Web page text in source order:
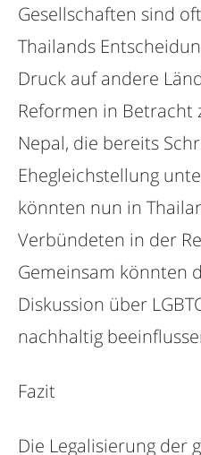
Gesellschaften sind
Thailands
Druck auf andere
Reformen in Betracht
Nepal, die bereits
Ehegleichstellung
könnten nun in
Verbündeten in der
Gemeinsam könnten
Diskussion über
nachhaltig
Fazit
Die Legalisierung der